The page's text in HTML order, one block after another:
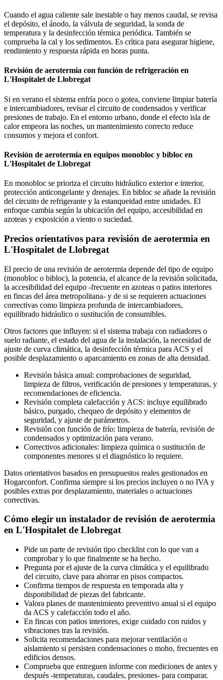
Cuando el agua caliente sale inestable o hay menos caudal, se revisa
el depósito, el ánodo, la válvula de seguridad, la sonda de
temperatura y la desinfección térmica periódica. También se
comprueba la cal y los sedimentos. Es crítica para asegurar higiene,
rendimiento y respuesta rápida en horas punta.
Revisión de aerotermia con función de refrigeración en
L'Hospitalet de Llobregat
Si en verano el sistema enfría poco o gotea, conviene limpiar batería
e intercambiadores, revisar el circuito de condensados y verificar
presiones de trabajo. En el entorno urbano, donde el efecto isla de
calor empeora las noches, un mantenimiento correcto reduce
consumos y mejora el confort.
Revisión de aerotermia en equipos monobloc y bibloc en
L'Hospitalet de Llobregat
En monobloc se prioriza el circuito hidráulico exterior e interior,
protección anticongelante y drenajes. En bibloc se añade la revisión
del circuito de refrigerante y la estanqueidad entre unidades. El
enfoque cambia según la ubicación del equipo, accesibilidad en
azoteas y exposición a viento o suciedad.
Precios orientativos para revisión de aerotermia en
L'Hospitalet de Llobregat
El precio de una revisión de aerotermia depende del tipo de equipo
(monobloc o bibloc), la potencia, el alcance de la revisión solicitada,
la accesibilidad del equipo -frecuente en azoteas o patios interiores
en fincas del área metropolitana- y de si se requieren actuaciones
correctivas como limpieza profunda de intercambiadores,
equilibrado hidráulico o sustitución de consumibles.
Otros factores que influyen: si el sistema trabaja con radiadores o
suelo radiante, el estado del agua de la instalación, la necesidad de
ajuste de curva climática, la desinfección térmica para ACS y el
posible desplazamiento o aparcamiento en zonas de alta densidad.
Revisión básica anual: comprobaciones de seguridad,
limpieza de filtros, verificación de presiones y temperaturas, y
recomendaciones de eficiencia.
Revisión completa calefacción y ACS: incluye equilibrado
básico, purgado, chequeo de depósito y elementos de
seguridad, y ajuste de parámetros.
Revisión con función de frío: limpieza de batería, revisión de
condensados y optimización para verano.
Correctivos adicionales: limpieza química o sustitución de
componentes menores si el diagnóstico lo requiere.
Datos orientativos basados en presupuestos reales gestionados en
Hogarconfort. Confirma siempre si los precios incluyen o no IVA y
posibles extras por desplazamiento, materiales o actuaciones
correctivas.
Cómo elegir un instalador de revisión de aerotermia
en L'Hospitalet de Llobregat
Pide un parte de revisión tipo checklist con lo que van a
comprobar y lo que finalmente se ha hecho.
Pregunta por el ajuste de la curva climática y el equilibrado
del circuito, clave para ahorrar en pisos compactos.
Confirma tiempos de respuesta en temporada alta y
disponibilidad de piezas del fabricante.
Valora planes de mantenimiento preventivo anual si el equipo
da ACS y calefacción todo el año.
En fincas con patios interiores, exige cuidado con ruidos y
vibraciones tras la revisión.
Solicita recomendaciones para mejorar ventilación o
aislamiento si persisten condensaciones o moho, frecuentes en
edificios densos.
Comprueba que entreguen informe con mediciones de antes y
después -temperaturas, caudales, presiones- para comparar.